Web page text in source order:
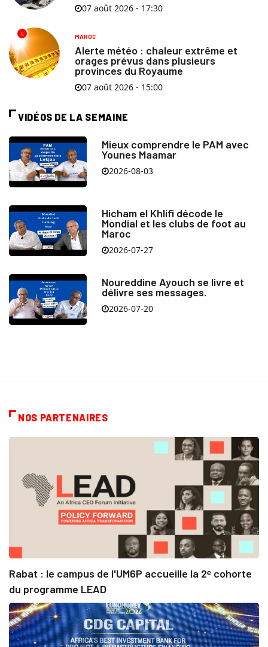
07 août 2026 - 17:30
4 MAROC
Alerte météo : chaleur extrême et
orages prévus dans plusieurs
provinces du Royaume
07 août 2026 - 15:00
VIDÉOS DE LA SEMAINE
Mieux comprendre le PAM avec
Younes Maamar
2026-08-03
Hicham el Khlifi décode le
Mondial et les clubs de foot au
Maroc
2026-07-27
Noureddine Ayouch se livre et
délivre ses messages.
2026-07-20
NOS PARTENAIRES
Rabat : le campus de l'UM6P accueille la 2ᵉ cohorte
du programme LEAD